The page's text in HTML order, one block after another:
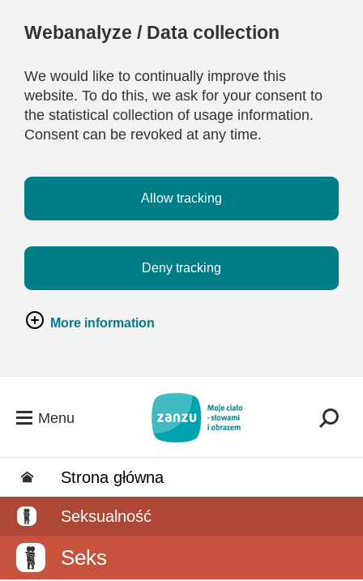
Webanalyze / Data collection
We would like to continually improve this
website. To do this, we ask for your consent to
the statistical collection of usage information.
Consent can be revoked at any time.
Allow tracking
Deny tracking
More information
Menu
Strona główna
Seksualność
Seks